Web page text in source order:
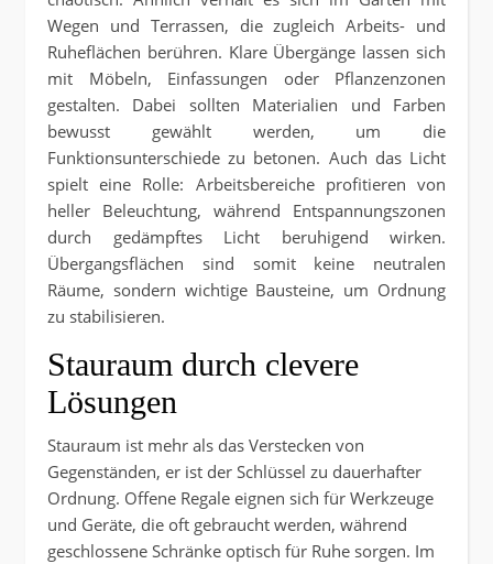
Wegen und Terrassen, die zugleich Arbeits- und
Ruheflächen berühren. Klare Übergänge lassen sich
mit Möbeln, Einfassungen oder Pflanzenzonen
gestalten. Dabei sollten Materialien und Farben
bewusst gewählt werden, um die
Funktionsunterschiede zu betonen. Auch das Licht
spielt eine Rolle: Arbeitsbereiche profitieren von
heller Beleuchtung, während Entspannungszonen
durch gedämpftes Licht beruhigend wirken.
Übergangsflächen sind somit keine neutralen
Räume, sondern wichtige Bausteine, um Ordnung
zu stabilisieren.
Stauraum durch clevere
Lösungen
Stauraum ist mehr als das Verstecken von
Gegenständen, er ist der Schlüssel zu dauerhafter
Ordnung. Offene Regale eignen sich für Werkzeuge
und Geräte, die oft gebraucht werden, während
geschlossene Schränke optisch für Ruhe sorgen. Im